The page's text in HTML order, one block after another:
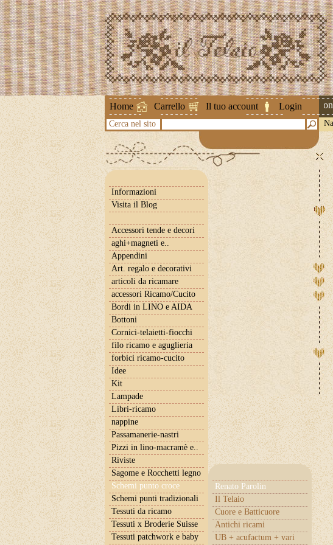
Home Carrello Il tuo account Login
Attenzione ! Le spedizioni
Cerca nel sito
Informazioni
Visita il Blog
Accessori tende e decori
aghi+magneti e..
Appendini
Art. regalo e decorativi
articoli da ricamare
accessori Ricamo/Cucito
Bordi in LINO e AIDA
Bottoni
Cornici-telaietti-fiocchi
filo ricamo e aguglieria
forbici ricamo-cucito
Idee
Kit
Lampade
Libri-ricamo
nappine
Passamanerie-nastri
Pizzi in lino-macramè e..
Riviste
Sagome e Rocchetti legno
Schemi punto croce
Renato Parolin
Il Telaio
Cuore e Batticuore
Antichi ricami
UB + acufactum + vari
Schemi punti tradizionali
Tessuti da ricamo
Tessuti x Broderie Suisse
Tessuti patchwork e baby